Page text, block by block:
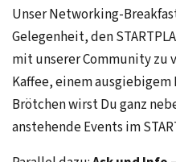
Unser Networking-
Gelegenheit, den
mit unserer Community zu
Kaffee, einem
Brötchen wirst Du ganz
anstehende Events im